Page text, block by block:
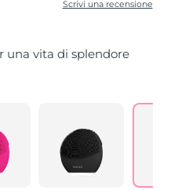
Scrivi una recensione
una vita di splendore